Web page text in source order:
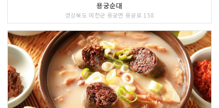
용궁순대
경상북도 예천군 용궁면 용궁로 158